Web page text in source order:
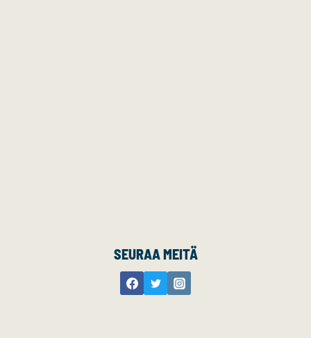
SEURAA MEITÄ